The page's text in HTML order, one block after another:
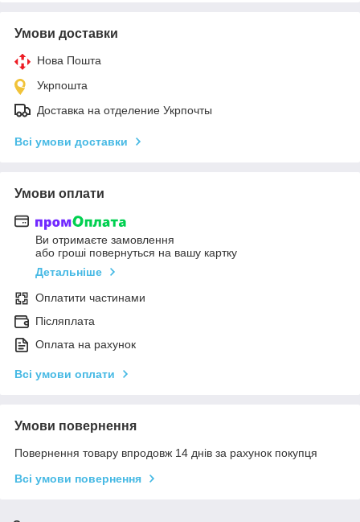
Умови доставки
Нова Пошта
Укрпошта
Доставка на отделение Укрпочты
Всі умови доставки
Умови оплати
Ви отримаєте замовлення
або гроші повернуться на вашу картку
Детальніше
Оплатити частинами
Післяплата
Оплата на рахунок
Всі умови оплати
Умови повернення
Повернення товару впродовж 14 днів за рахунок покупця
Всі умови повернення